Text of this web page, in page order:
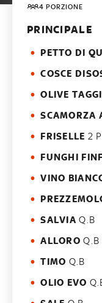
4 PORZIONE
PRINCIPALE
PETTO DI
COSCE
OLIVE
SCAMORZA
FRISELLE 2
FUNGHI
VINO
SALVIA Q.B
ALLORO Q.B
TIMO Q.B
OLIO EVO